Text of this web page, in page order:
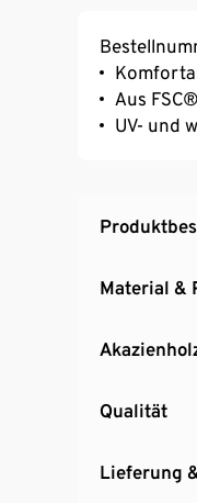
Aus
UV- und
Material &
Qualität
Lieferung